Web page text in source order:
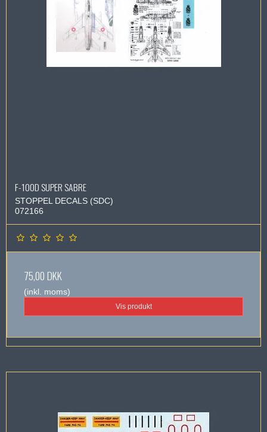
F-100D SUPER SABRE
STOPPEL DECALS (SDC)
072166
75,00 DKK
(inkl. moms)
Vis produkt